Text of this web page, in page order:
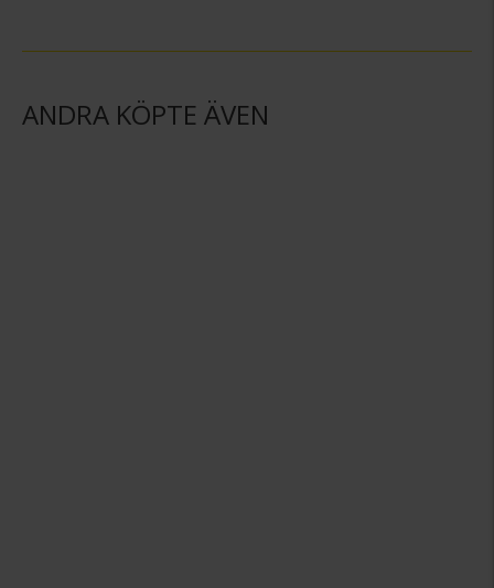
ANDRA KÖPTE ÄVEN